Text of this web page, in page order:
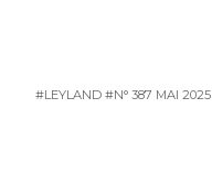
#LEYLAND #N° 387 MAI 2025